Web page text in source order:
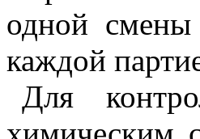
одной смены
каждой
Для